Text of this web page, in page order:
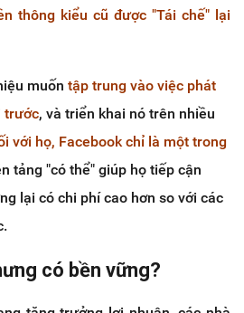
thông kiểu cũ được "Tái chế" lại
muốn tập trung vào việc phát
trước, và triển khai nó trên nhiều
với họ, Facebook chỉ là một trong
tảng "có thể" giúp họ tiếp cận
lại có chi phí cao hơn so với các
có bền vững?